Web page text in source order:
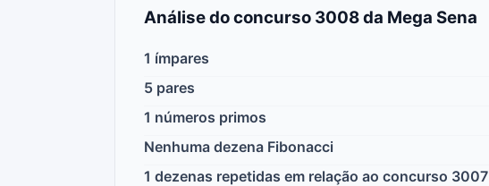
Análise do concurso 3008 da Mega Sena
1 ímpares
5 pares
1 números primos
Nenhuma dezena Fibonacci
1 dezenas repetidas em relação ao concurso 3007